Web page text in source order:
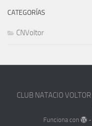
CATEGORÍAS
CNVoltor
CLUB NATACIO
Funciona con